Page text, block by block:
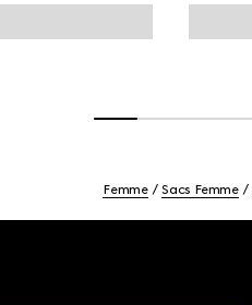
Femme Sacs Femme